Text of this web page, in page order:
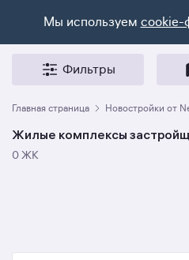
Мы используем cookie-
Фильтры
Главная страница Новостройки от
Жилые комплексы
0 ЖК